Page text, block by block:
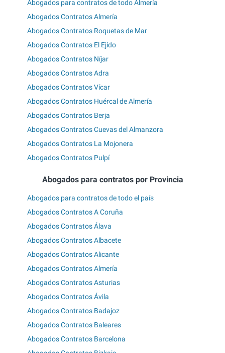
Abogados para contratos de todo Almería
Abogados Contratos Almería
Abogados Contratos Roquetas de Mar
Abogados Contratos El Ejido
Abogados Contratos Níjar
Abogados Contratos Adra
Abogados Contratos Vícar
Abogados Contratos Huércal de Almería
Abogados Contratos Berja
Abogados Contratos Cuevas del Almanzora
Abogados Contratos La Mojonera
Abogados Contratos Pulpí
Abogados para contratos por Provincia
Abogados para contratos de todo el país
Abogados Contratos A Coruña
Abogados Contratos Álava
Abogados Contratos Albacete
Abogados Contratos Alicante
Abogados Contratos Almería
Abogados Contratos Asturias
Abogados Contratos Ávila
Abogados Contratos Badajoz
Abogados Contratos Baleares
Abogados Contratos Barcelona